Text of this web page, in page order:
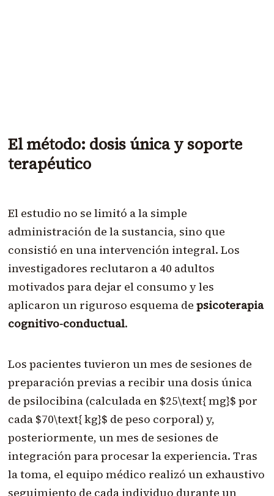
El método: dosis única y soporte
terapéutico
El estudio no se limitó a la simple
administración de la sustancia, sino que
consistió en una intervención integral. Los
investigadores reclutaron a 40 adultos
motivados para dejar el consumo y les
aplicaron un riguroso esquema de psicoterapia
cognitivo-conductual.
Los pacientes tuvieron un mes de sesiones de
preparación previas a recibir una dosis única
de psilocibina (calculada en $25\text{ mg}$ por
cada $70\text{ kg}$ de peso corporal) y,
posteriormente, un mes de sesiones de
integración para procesar la experiencia. Tras
la toma, el equipo médico realizó un exhaustivo
seguimiento de cada individuo durante un